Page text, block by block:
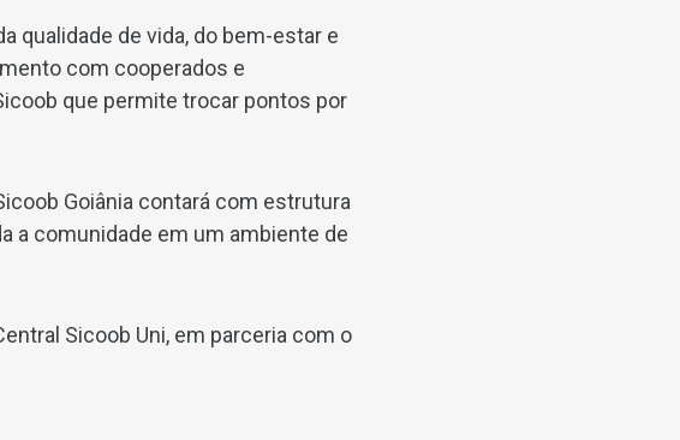
qualidade de vida, do bem-estar e
com cooperados e
que permite trocar pontos por
Goiânia contará com estrutura
a comunidade em um ambiente de
Sicoob Uni, em parceria com o